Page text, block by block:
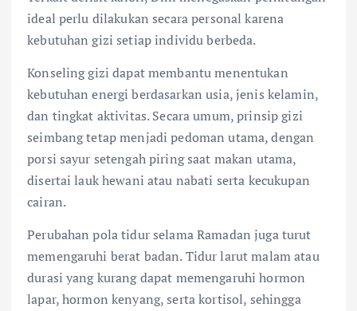
ideal perlu dilakukan secara personal karena
kebutuhan gizi setiap individu berbeda.
Konseling gizi dapat membantu menentukan
kebutuhan energi berdasarkan usia, jenis kelamin,
dan tingkat aktivitas. Secara umum, prinsip gizi
seimbang tetap menjadi pedoman utama, dengan
porsi sayur setengah piring saat makan utama,
disertai lauk hewani atau nabati serta kecukupan
cairan.
Perubahan pola tidur selama Ramadan juga turut
memengaruhi berat badan. Tidur larut malam atau
durasi yang kurang dapat memengaruhi hormon
lapar, hormon kenyang, serta kortisol, sehingga